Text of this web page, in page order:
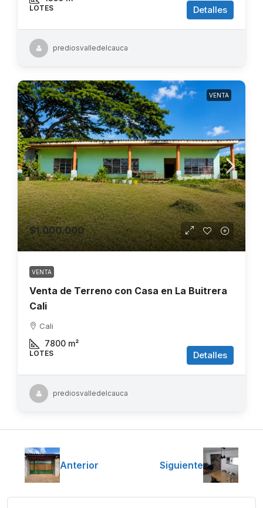
LOTES Detalles
prediosvalledelcauca
VENTA
$1.000.000
VENTA
Venta de Terreno con Casa en La Buitrera
Cali
Cali
7800 m²
LOTES Detalles
prediosvalledelcauca
Anterior Siguiente